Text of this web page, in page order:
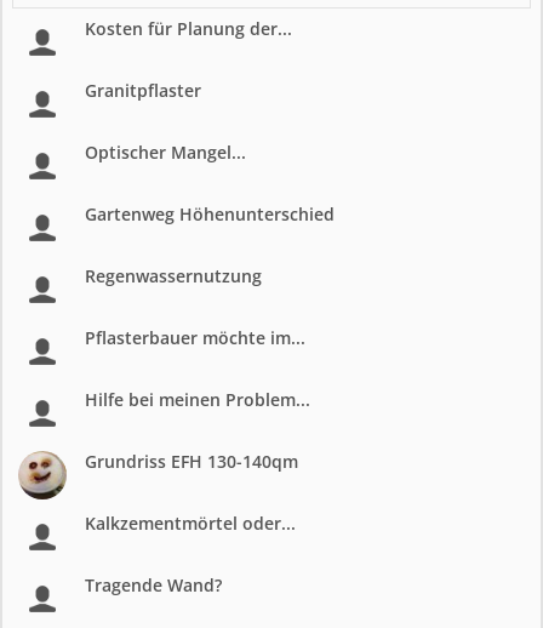
Kosten für Planung der...
Granitpflaster
Optischer Mangel...
Gartenweg Höhenunterschied
Regenwassernutzung
Pflasterbauer möchte im...
Hilfe bei meinen Problem...
Grundriss EFH 130-140qm
Kalkzementmörtel oder...
Tragende Wand?